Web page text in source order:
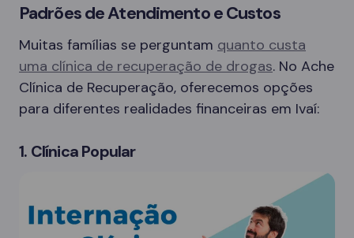
Padrões de Atendimento e Custos
Muitas famílias se perguntam quanto custa
uma clínica de recuperação de drogas. No Ache
Clínica de Recuperação, oferecemos opções
para diferentes realidades financeiras em Ivaí:
1. Clínica Popular